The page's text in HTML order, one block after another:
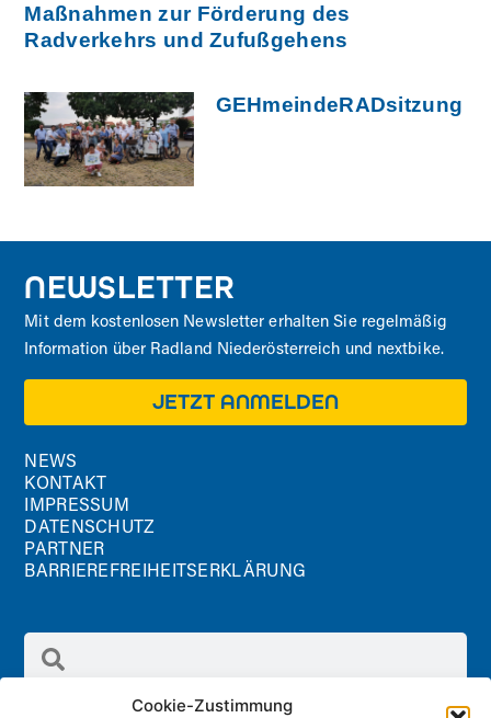
Cookie-Zustimmung
Maßnahmen zur Förderung des
Radverkehrs und Zufußgehens
GEHmeindeRADsitzung
NEWSLETTER
Mit dem kostenlosen Newsletter erhalten Sie regelmäßig
Information über Radland Niederösterreich und nextbike.
JETZT ANMELDEN
NEWS
KONTAKT
IMPRESSUM
DATENSCHUTZ
PARTNER
BARRIEREFREIHEITSERKLÄRUNG